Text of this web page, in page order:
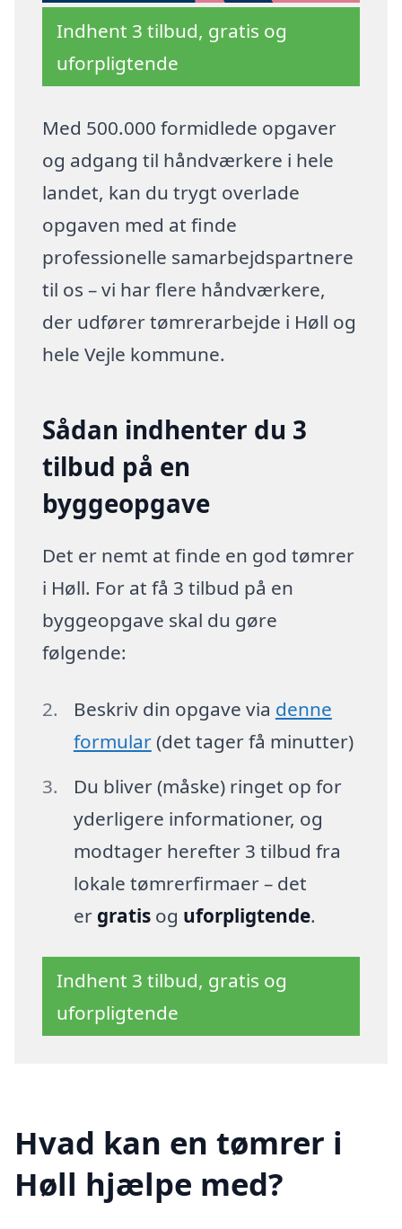
Indhent 3 tilbud, gratis og
uforpligtende
Med 500.000 formidlede opgaver
og adgang til håndværkere i hele
landet, kan du trygt overlade
opgaven med at finde
professionelle samarbejdspartnere
til os – vi har flere håndværkere,
der udfører tømrerarbejde i Høll og
hele Vejle kommune.
Sådan indhenter du 3
tilbud på en
byggeopgave
Det er nemt at finde en god tømrer
i Høll. For at få 3 tilbud på en
byggeopgave skal du gøre
følgende:
Beskriv din opgave via denne
formular(det tager få minutter)
Du bliver (måske) ringet op for
yderligere informationer, og
modtager herefter 3 tilbud fra
lokale tømrerfirmaer – det
er gratisog uforpligtende.
Indhent 3 tilbud, gratis og
uforpligtende
Hvad kan en tømrer i
Høll hjælpe med?